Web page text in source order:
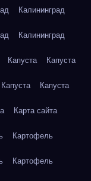
Калининград
Калининград
Капуста Капуста
Капуста Капуста
Карта сайта
Картофель
Картофель